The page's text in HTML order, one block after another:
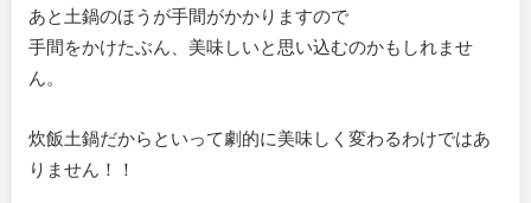
あと土鍋のほうが手間がかかりますので
手間をかけたぶん、美味しいと思い込むのかもしれませ
ん。
炊飯土鍋だからといって劇的に美味しく変わるわけではあ
りません！！